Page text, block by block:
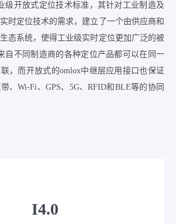
级开放式定位技术标准，其针对工业制造及
时定位技术的需求，建立了一个由供应商和
态系统，使得工业级实时定位更加广泛的被
自不同制造商的各种定位产品都可以在同一
，而开放式的omlox中继层应用接口也保证
、Wi-Fi、GPS、5G、RFID和BLE等的协同
I4.0